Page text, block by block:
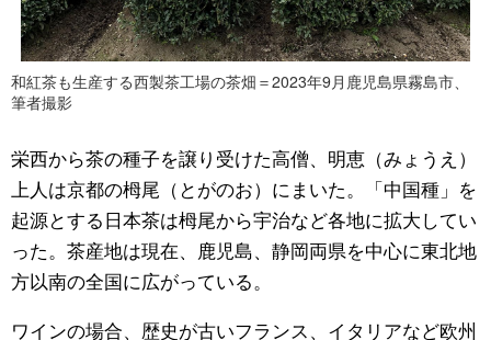
和紅茶も生産する西製茶工場の茶畑＝2023年9月鹿児島県霧島市、
筆者撮影
栄西から茶の種子を譲り受けた高僧、明恵（みょうえ）
上人は京都の栂尾（とがのお）にまいた。「中国種」を
起源とする日本茶は栂尾から宇治など各地に拡大してい
った。茶産地は現在、鹿児島、静岡両県を中心に東北地
方以南の全国に広がっている。
ワインの場合、歴史が古いフランス、イタリアなど欧州